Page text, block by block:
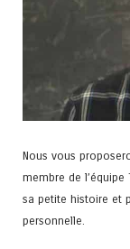
Nous vous
membre de
sa petite histoire et
personnelle.